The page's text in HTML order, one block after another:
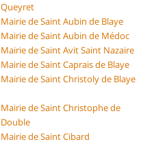
Queyret
Mairie de Saint Aubin de Blaye
Mairie de Saint Aubin de Médoc
Mairie de Saint Avit Saint Nazaire
Mairie de Saint Caprais de Blaye
Mairie de Saint Christoly de Blaye
Mairie de Saint Christophe de
Double
Mairie de Saint Cibard